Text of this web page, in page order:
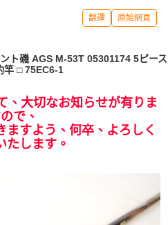
翻譯 原始網頁
ト磯 AGS M-53T 05301174 5ピース
竿 □ 75EC6-1
、大切なお知らせが有りま
で、
ますよう、何卒、よろしく
たします。